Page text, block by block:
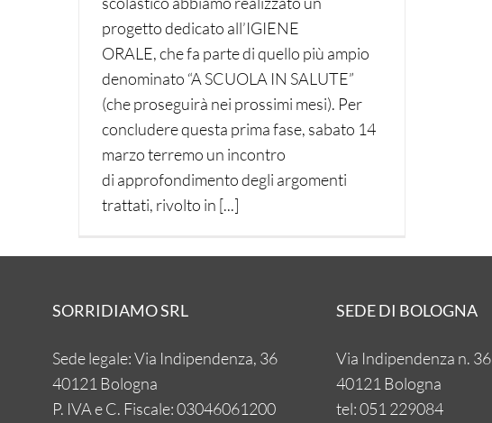
progetto dedicato all’IGIENE
ORALE, che fa parte di quello più ampio
denominato “A SCUOLA IN SALUTE”
(che proseguirà nei prossimi mesi). Per
concludere questa prima fase, sabato 14
marzo terremo un incontro
di approfondimento degli argomenti
trattati, rivolto in [...]
SORRIDIAMO SRL
Sede legale: Via Indipendenza, 36
40121 Bologna
P. IVA e C. Fiscale: 03046061200
SEDE DI BOLOGNA
Via Indipendenza n. 36
40121 Bologna
tel: 051 229084